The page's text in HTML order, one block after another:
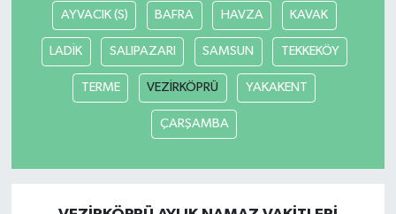
AYVACIK (S) BAFRA HAVZA KAVAK
LADİK SALIPAZARI SAMSUN TEKKEKÖY
TERME VEZİRKÖPRÜ YAKAKENT
ÇARŞAMBA